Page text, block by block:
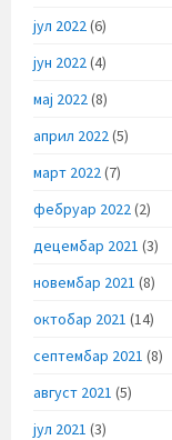
јул 2022(6)
јун 2022(4)
мај 2022(8)
април 2022(5)
март 2022(7)
фебруар 2022(2)
децембар 2021 (3)
новембар 2021 (8)
октобар 2021 (14)
септембар 2021 (8)
август 2021 (5)
јул 2021 (3)